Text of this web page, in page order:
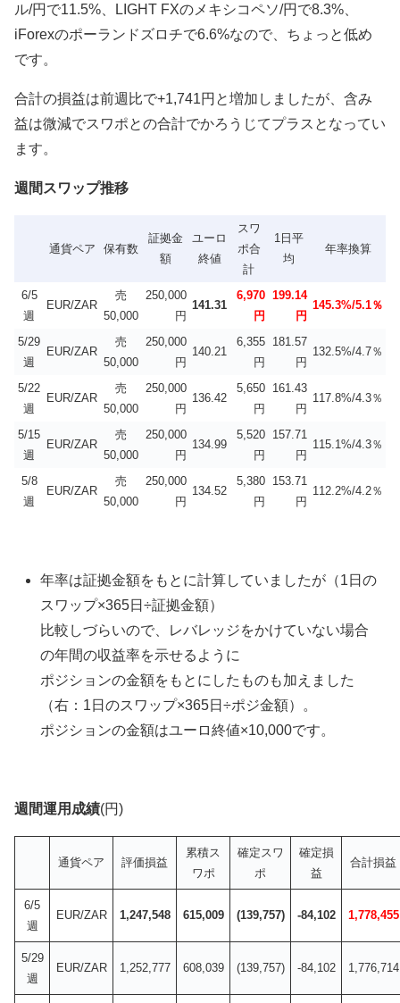
ル/円で11.5%、LIGHT FXのメキシコペソ/円で8.3%、
iForexのポーランドズロチで6.6%なので、ちょっと低め
です。
合計の損益は前週比で+1,741円と増加しましたが、含み
益は微減でスワポとの合計でかろうじてプラスとなってい
ます。
週間スワップ推移
通貨ペア 保有数
証拠金
額
ユーロ
終値
スワ
ポ合
計
1日平
均
年率換算
6/5
週
EUR/ZAR
売
50,000
250,000
円
141.31
6,970
円
199.14
円
145.3%/5.1％
5/29
週
EUR/ZAR
売
50,000
250,000
円
140.21
6,355
円
181.57
円
132.5%/4.7％
5/22
週
EUR/ZAR
売
50,000
250,000
円
136.42
5,650
円
161.43
円
117.8%/4.3％
5/15
週
EUR/ZAR
売
50,000
250,000
円
134.99
5,520
円
157.71
円
115.1%/4.3％
5/8
週
EUR/ZAR
売
50,000
250,000
円
134.52
5,380
円
153.71
円
112.2%/4.2％
年率は証拠金額をもとに計算していましたが（1日の
スワップ×365日÷証拠金額）
比較しづらいので、レバレッジをかけていない場合
の年間の収益率を示せるように
ポジションの金額をもとにしたものも加えました
（右：1日のスワップ×365日÷ポジ金額）。
ポジションの金額はユーロ終値×10,000です。
週間運用成績(円)
通貨ペア 評価損益
累積ス
ワポ
確定スワ
ポ
確定損
益
合計損益
6/5
週
EUR/ZAR 1,247,548 615,009 (139,757) -84,102 1,778,455
5/29
週
EUR/ZAR 1,252,777 608,039 (139,757) -84,102 1,776,714